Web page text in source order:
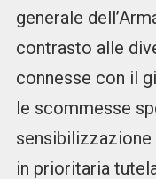
generale
contrasto alle
connesse con il
le scommesse
in prioritaria